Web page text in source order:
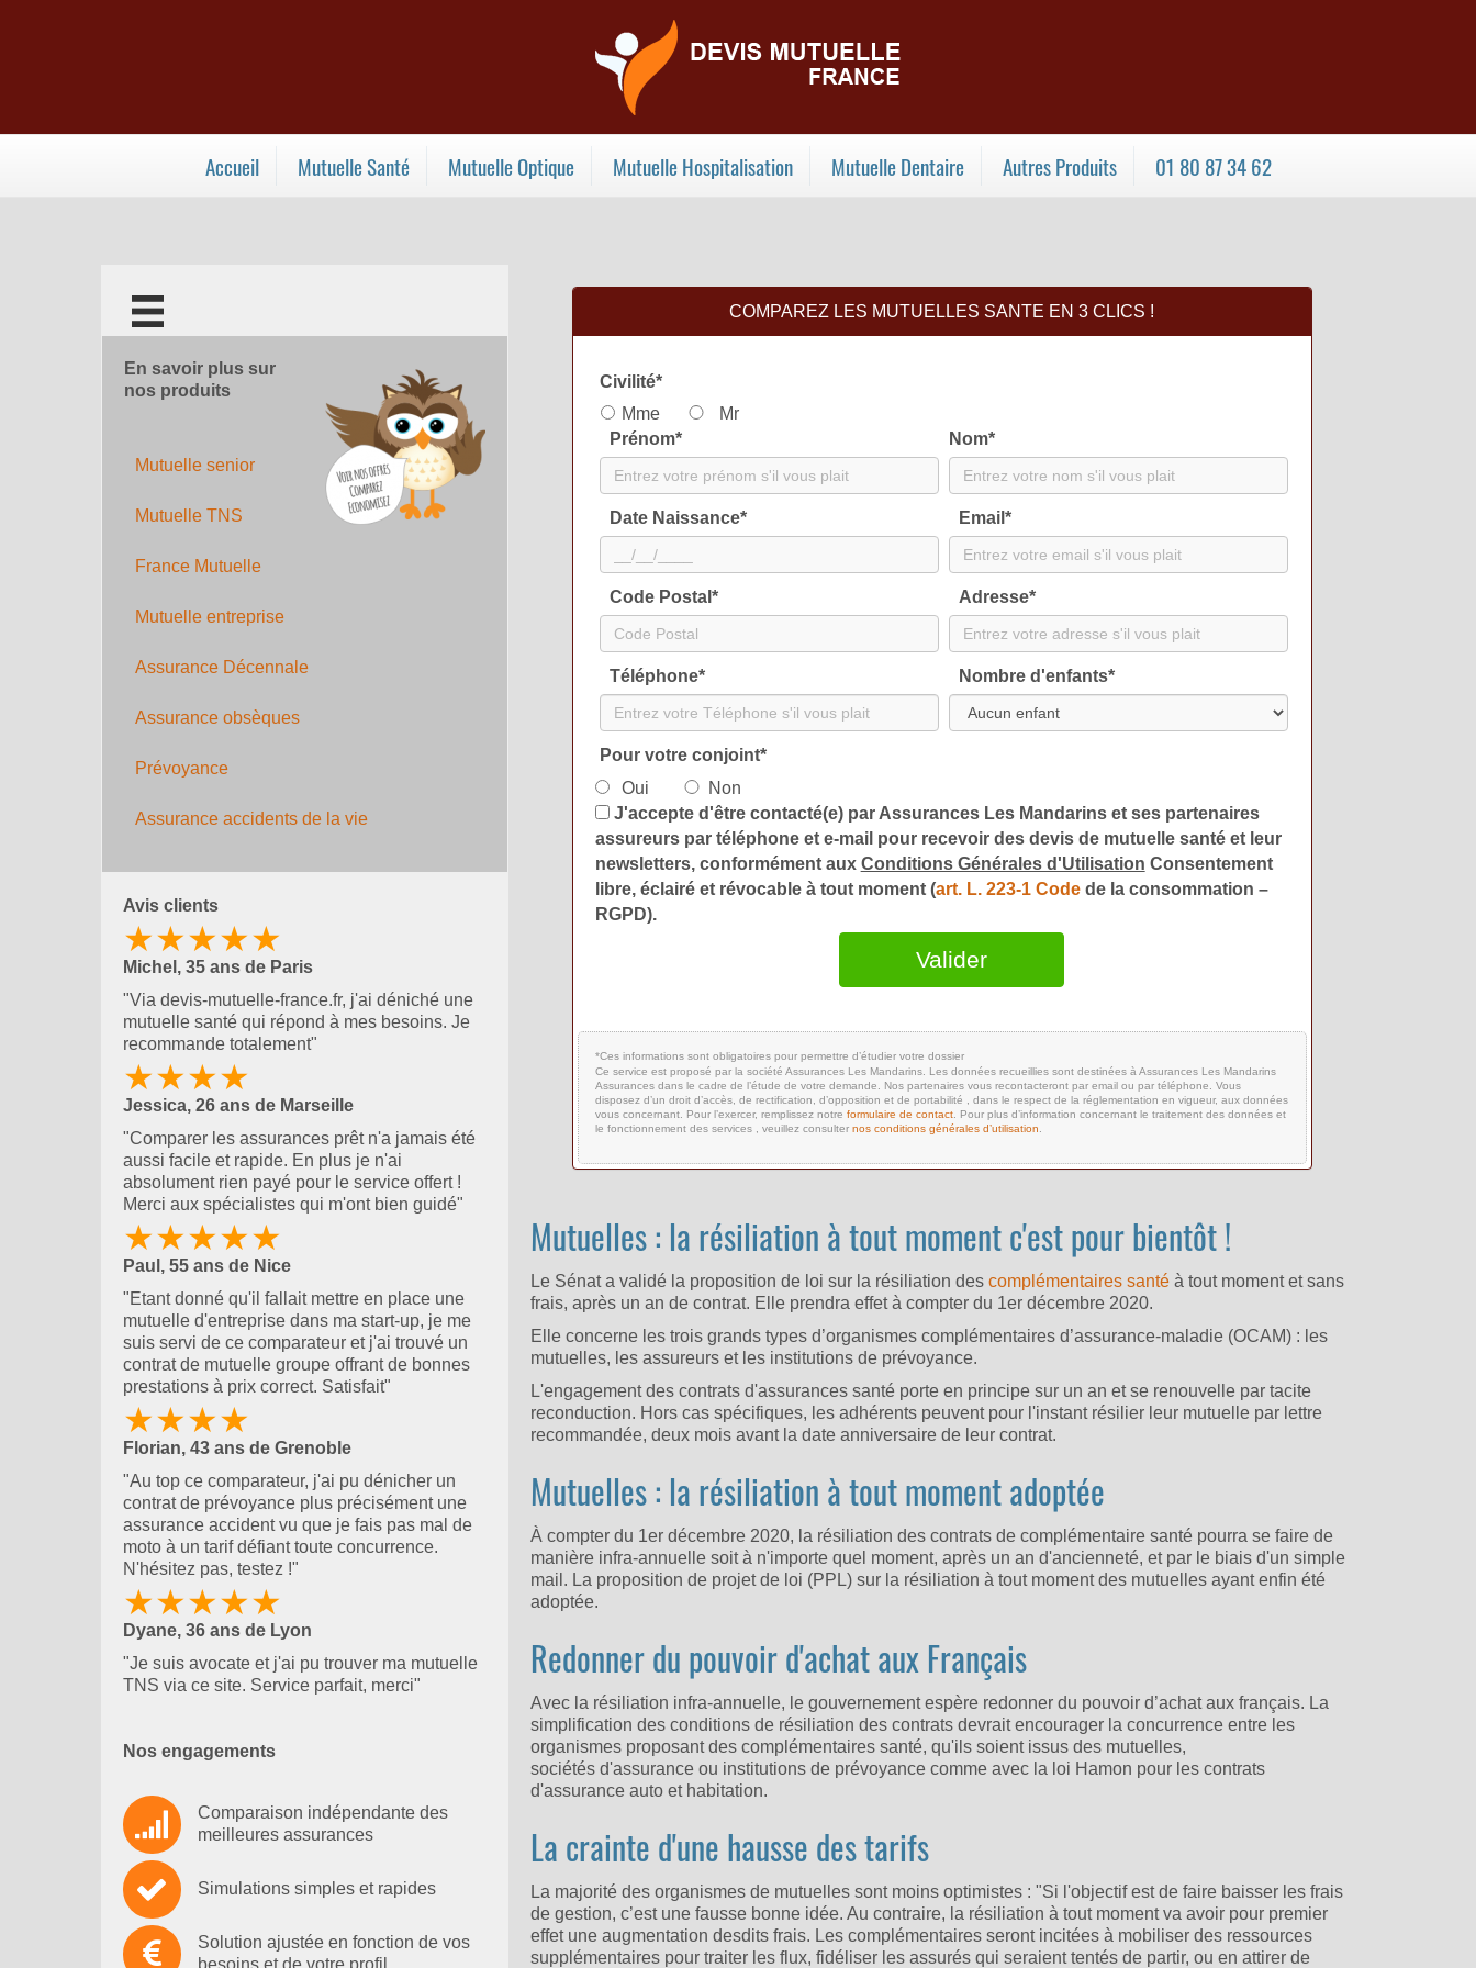
Accueil Mutuelle Santé Mutuelle Optique Mutuelle Hospitalisation Mutuelle Dentaire Autres Produits 01 80 87 34 62
En savoir plus sur
nos produits
Mutuelle senior
Mutuelle TNS
France Mutuelle
Mutuelle entreprise
Assurance Décennale
Assurance obsèques
Prévoyance
Assurance accidents de la vie
Avis clients
★★★★★
Michel, 35 ans de Paris
"Via devis-mutuelle-france.fr, j'ai déniché une
mutuelle santé qui répond à mes besoins. Je
recommande totalement"
★★★★
Jessica, 26 ans de Marseille
"Comparer les assurances prêt n'a jamais été
aussi facile et rapide. En plus je n'ai
absolument rien payé pour le service offert !
Merci aux spécialistes qui m'ont bien guidé"
★★★★★
Paul, 55 ans de Nice
"Etant donné qu'il fallait mettre en place une
mutuelle d'entreprise dans ma start-up, je me
suis servi de ce comparateur et j'ai trouvé un
contrat de mutuelle groupe offrant de bonnes
prestations à prix correct. Satisfait"
★★★★
Florian, 43 ans de Grenoble
"Au top ce comparateur, j'ai pu dénicher un
contrat de prévoyance plus précisément une
assurance accident vu que je fais pas mal de
moto à un tarif défiant toute concurrence.
N'hésitez pas, testez !"
★★★★★
Dyane, 36 ans de Lyon
"Je suis avocate et j'ai pu trouver ma mutuelle
TNS via ce site. Service parfait, merci"
Nos engagements
Comparaison indépendante des
meilleures assurances
Simulations simples et rapides
Solution ajustée en fonction de vos
COMPAREZ LES MUTUELLES SANTE EN 3 CLICS !
Civilité*
Mme
Mr
Prénom* Nom*
Date Naissance* Email*
Code Postal * Adresse*
Téléphone* Nombre d'enfants*
Pour votre conjoint*
Oui
Non
J'accepte d'être contacté(e) par Assurances Les Mandarins et ses partenaires
assureurs par téléphone et e-mail pour recevoir des devis de mutuelle santé et leur
newsletters, conformément aux Conditions Générales d'Utilisation Consentement
libre, éclairé et révocable à tout moment (art. L. 223-1 Code de la consommation –
RGPD).
*Ces informations sont obligatoires pour permettre d’étudier votre dossier
Ce service est proposé par la société Assurances Les Mandarins. Les données recueillies sont destinées à Assurances Les Mandarins
Assurances dans le cadre de l’étude de votre demande. Nos partenaires vous recontacteront par email ou par téléphone. Vous
disposez d’un droit d’accès, de rectification, d’opposition et de portabilité , dans le respect de la réglementation en vigueur, aux données
vous concernant. Pour l’exercer, remplissez notre formulaire de contact. Pour plus d’information concernant le traitement des données et
le fonctionnement des services , veuillez consulter nos conditions générales d’utilisation
Mutuelles : la résiliation à tout moment c'est pour bientôt !
Le Sénat a validé la proposition de loi sur la résiliation descomplémentaires santé à tout moment et sans
frais, après un an de contrat. Elle prendra effet à compter du 1er décembre 2020.
Elle concerne les trois grands types d’organismes complémentaires d’assurance-maladie (OCAM) : les
mutuelles, les assureurs et les institutions de prévoyance.
L'engagement des contrats d'assurances santé porte en principe sur un an et se renouvelle par tacite
reconduction. Hors cas spécifiques, les adhérents peuvent pour l'instant résilier leur mutuelle par lettre
recommandée, deux mois avant la date anniversaire de leur contrat.
Mutuelles : la résiliation à tout moment adoptée
À compter du 1er décembre 2020, la résiliation des contrats de complémentaire santé pourra se faire de
manière infra-annuelle soit à n'importe quel moment, après un an d'ancienneté, et par le biais d'un simple
mail. La proposition de projet de loi (PPL) sur la résiliation à tout moment des mutuelles ayant enfin été
adoptée.
Redonner du pouvoir d'achat aux Français
Avec la résiliation infra-annuelle, le gouvernement espère redonner du pouvoir d’achat aux français. La
simplification des conditions de résiliation des contrats devrait encourager la concurrence entre les
organismes proposant des complémentaires santé, qu'ils soient issus des mutuelles,
sociétés d'assurance ou institutions de prévoyance comme avec la loi Hamon pour les contrats
d'assurance auto et habitation.
La crainte d'une hausse des tarifs
La majorité des organismes de mutuelles sont moins optimistes : "Si l'objectif est de faire baisser les frais
de gestion, c’est une fausse bonne idée. Au contraire, la résiliation à tout moment va avoir pour premier
effet une augmentation desdits frais. Les complémentaires seront incitées à mobiliser des ressources
supplémentaires pour traiter les flux, fidéliser les assurés qui seraient tentés de partir, ou en attirer de